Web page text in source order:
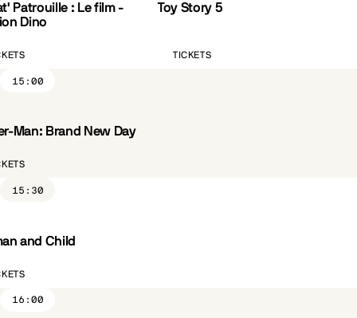
Patrouille : Le film -
Dino
Toy Story 5
VF
TICKETS
15:00
Man: Brand New Day
15:30
and Child
CÔTÉ PARC
16:00